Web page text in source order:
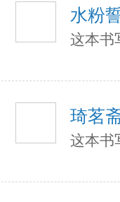
水粉
这本书
琦茗
这本书